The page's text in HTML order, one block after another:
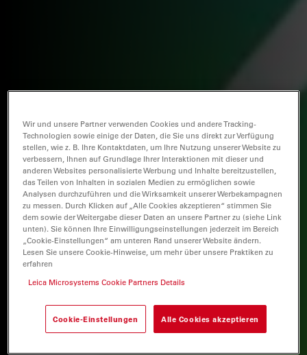
Wir und unsere Partner verwenden Cookies und andere Tracking-
Technologien sowie einige der Daten, die Sie uns direkt zur Verfügung
stellen, wie z. B. Ihre Kontaktdaten, um Ihre Nutzung unserer Website zu
verbessern, Ihnen auf Grundlage Ihrer Interaktionen mit dieser und
anderen Websites personalisierte Werbung und Inhalte bereitzustellen,
das Teilen von Inhalten in sozialen Medien zu ermöglichen sowie
Analysen durchzuführen und die Wirksamkeit unserer Werbekampagnen
zu messen. Durch Klicken auf „Alle Cookies akzeptieren“ stimmen Sie
dem sowie der Weitergabe dieser Daten an unsere Partner zu (siehe Link
unten). Sie können Ihre Einwilligungseinstellungen jederzeit im Bereich
„Cookie-Einstellungen“ am unteren Rand unserer Website ändern.
Lesen Sie unsere Cookie-Hinweise, um mehr über unsere Praktiken zu
erfahren
Leica Microsystems Cookie Partners Details
Cookie-Einstellungen Alle Cookies akzeptieren